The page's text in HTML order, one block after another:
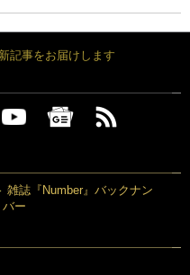
記事をお届けします
雑誌『Number』バックナン
バー